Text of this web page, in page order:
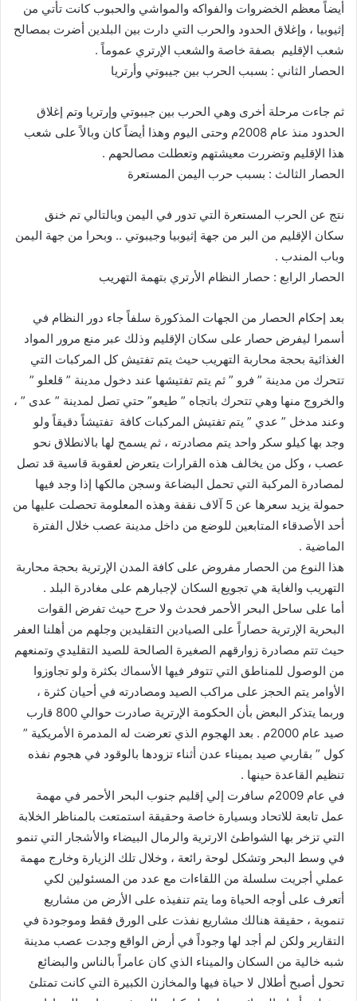
أيضاً معظم الخضروات والفواكه والمواشي والحبوب كانت تأتي من
إثيوبيا ، وإغلاق الحدود والحرب التي دارت بين البلدين أضرت بمصالح
شعب الإقليم بصفة خاصة والشعب الإرتري عموماً .
الحصار الثاني : بسبب الحرب بين جيبوتي وأرتريا
ثم جاءت مرحلة أخرى وهي الحرب بين جيبوتي وإرتريا وتم إغلاق
الحدود منذ عام 2008م وحتى اليوم وهذا أيضاً كان وبالاً على شعب
هذا الإقليم وتضررت معيشتهم وتعطلت مصالحهم .
الحصار الثالث : بسبب حرب اليمن المستعرة
نتج عن الحرب المستعرة التي تدور في اليمن وبالتالي تم خنق
سكان الإقليم من البر من جهة إثيوبيا وجيبوتي .. وبحرا من جهة اليمن
وباب المندب .
الحصار الرابع : حصار النظام الأرتري بتهمة التهريب
بعد إحكام الحصار من الجهات المذكورة سلفاً جاء دور النظام في
أسمرا ليفرض حصار على سكان الإقليم وذلك عبر منع مرور المواد
الغذائية بحجة محاربة التهريب حيث يتم تفتيش كل المركبات التي
تتحرك من مدينة ” فرو ” ثم يتم تفتيشها عند دخول مدينة ” قلعلو ”
والخروج منها وهي تتحرك باتجاه ” طيعو” حتي تصل لمدينة ” عدى ” ،
وعند مدخل ” عدي ” يتم تفتيش المركبات كافة تفتيشاً دقيقاً ولو
وجد بها كيلو سكر واحد يتم مصادرته ، ثم يسمح لها بالانطلاق نحو
عصب ، وكل من يخالف هذه القرارات يتعرض لعقوبة قاسية قد تصل
لمصادرة المركبة التي تحمل البضاعة وسجن مالكها إذا وجد فيها
حمولة يزيد سعرها عن 5 آلاف نقفة وهذه المعلومة تحصلت عليها من
أحد الأصدقاء المتابعين للوضع من داخل مدينة عصب خلال الفترة
الماضية .
هذا النوع من الحصار مفروض على كافة المدن الإرترية بحجة محاربة
التهريب والغاية هي تجويع السكان لإجبارهم على مغادرة البلد .
أما على ساحل البحر الأحمر فحدث ولا حرج حيث تفرض القوات
البحرية الإرترية حصاراً على الصيادين التقليدين وجلهم من أهلنا العفر
حيث تتم مصادرة زوارقهم الصغيرة الصالحة للصيد التقليدي وتمنعهم
من الوصول للمناطق التي تتوفر فيها الأسماك بكثرة ولو تجاوزوا
الأوامر يتم الحجز على مراكب الصيد ومصادرته في أحيان كثرة ،
وربما يتذكر البعض بأن الحكومة الإرترية صادرت حوالي 800 قارب
صيد عام 2000م . بعد الهجوم الذي تعرضت له المدمرة الأمريكية ”
كول ” بقاربي صيد بميناء عدن أثناء تزودها بالوقود في هجوم نفذه
تنظيم القاعدة حينها .
في عام 2009م سافرت إلي إقليم جنوب البحر الأحمر في مهمة
عمل تابعة للاتحاد وبسيارة خاصة وحقيقة استمتعت بالمناظر الخلابة
التي تزخر بها الشواطئ الارترية والرمال البيضاء والأشجار التي تنمو
في وسط البحر وتشكل لوحة رائعة ، وخلال تلك الزيارة وخارج مهمة
عملي أجريت سلسلة من اللقاءات مع عدد من المسئولين لكي
أتعرف على أوجه الحياة وما يتم تنفيذه على الأرض من مشاريع
تنموية ، حقيقة هنالك مشاريع نفذت على الورق فقط وموجودة في
التقارير ولكن لم أجد لها وجوداً في أرض الواقع وجدت عصب مدينة
شبه خالية من السكان والميناء الذي كان عامراً بالناس والبضائع
تحول أصبح أطلال لا حياة فيها والمخازن الكبيرة التي كانت تمتلئ